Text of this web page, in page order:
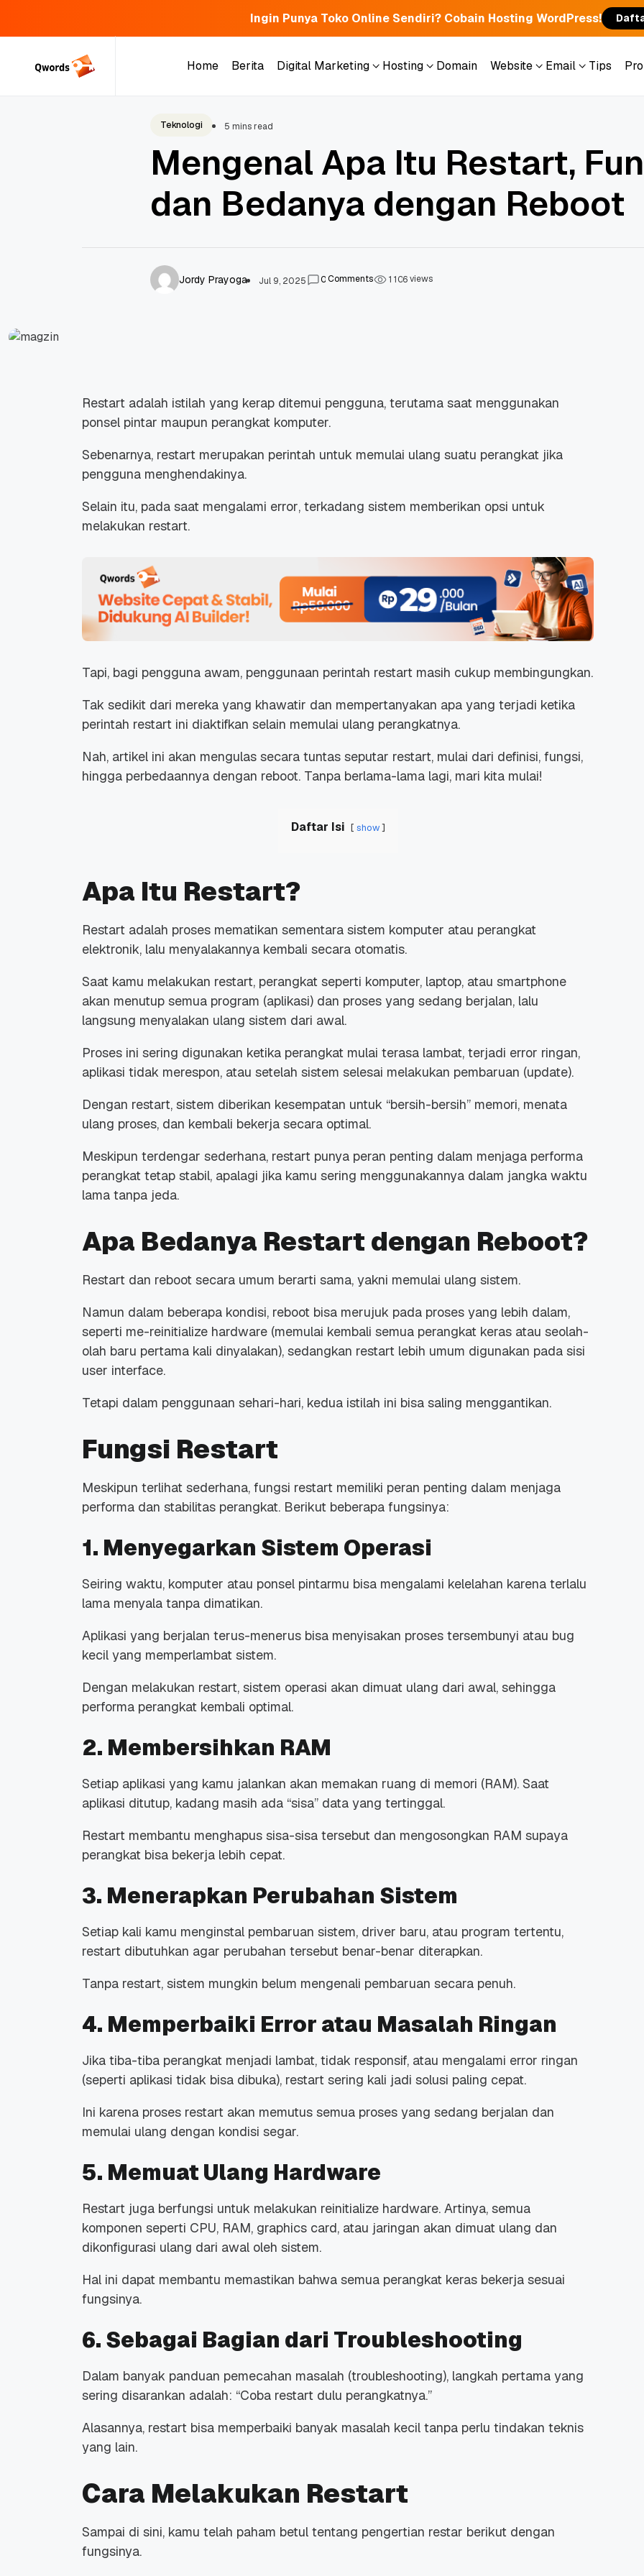
Ingin Punya Toko Online Sendiri? Cobain Hosting WordPress!
Home
Berita
Digital Marketing
Hosting
Domain
Website
Email
Tips
Promo Ramadan 2026:
Hosting Qwords
6
Panduan Lengkap Promo
Terbaru
20 Nov, 2025 6
Teknologi 5 mins read
Mengenal Apa Itu Restart,
dan Bedanya dengan Reboot
Jordy Prayoga Jul 9, 2025 0Comments 1 106views
Restart adalah istilah yang kerap ditemui pengguna, terutama saat menggunakan
ponsel pintar maupun perangkat komputer.
Sebenarnya, restart merupakan perintah untuk memulai ulang suatu perangkat jika
pengguna menghendakinya.
Selain itu, pada saat mengalami error, terkadang sistem memberikan opsi untuk
melakukan restart.
Tapi, bagi pengguna awam, penggunaan perintah restart masih cukup membingungkan.
Tak sedikit dari mereka yang khawatir dan mempertanyakan apa yang terjadi ketika
perintah restart ini diaktifkan selain memulai ulang perangkatnya.
Nah, artikel ini akan mengulas secara tuntas seputar restart, mulai dari definisi, fungsi,
hingga perbedaannya dengan reboot. Tanpa berlama-lama lagi, mari kita mulai!
Daftar Isi show
Apa Itu Restart?
Restart adalah proses mematikan sementara sistem komputer atau perangkat
elektronik, lalu menyalakannya kembali secara otomatis.
Saat kamu melakukan restart, perangkat seperti komputer, laptop, atau smartphone
akan menutup semua program (aplikasi) dan proses yang sedang berjalan, lalu
langsung menyalakan ulang sistem dari awal.
Proses ini sering digunakan ketika perangkat mulai terasa lambat, terjadi error ringan,
aplikasi tidak merespon, atau setelah sistem selesai melakukan pembaruan (update).
Dengan restart, sistem diberikan kesempatan untuk “bersih-bersih” memori, menata
ulang proses, dan kembali bekerja secara optimal.
Meskipun terdengar sederhana, restart punya peran penting dalam menjaga performa
perangkat tetap stabil, apalagi jika kamu sering menggunakannya dalam jangka waktu
lama tanpa jeda.
Apa Bedanya Restart dengan Reboot?
Restart dan reboot secara umum berarti sama, yakni memulai ulang sistem.
Namun dalam beberapa kondisi, reboot bisa merujuk pada proses yang lebih dalam,
seperti me-reinitialize hardware (memulai kembali semua perangkat keras atau seolah-
olah baru pertama kali dinyalakan), sedangkan restart lebih umum digunakan pada sisi
user interface.
Tetapi dalam penggunaan sehari-hari, kedua istilah ini bisa saling menggantikan.
Fungsi Restart
Meskipun terlihat sederhana, fungsi restart memiliki peran penting dalam menjaga
performa dan stabilitas perangkat. Berikut beberapa fungsinya:
1. Menyegarkan Sistem Operasi
Seiring waktu, komputer atau ponsel pintarmu bisa mengalami kelelahan karena terlalu
lama menyala tanpa dimatikan.
Aplikasi yang berjalan terus-menerus bisa menyisakan proses tersembunyi atau bug
kecil yang memperlambat sistem.
Dengan melakukan restart, sistem operasi akan dimuat ulang dari awal, sehingga
performa perangkat kembali optimal.
2. Membersihkan RAM
Setiap aplikasi yang kamu jalankan akan memakan ruang di memori (RAM). Saat
aplikasi ditutup, kadang masih ada “sisa” data yang tertinggal.
Restart membantu menghapus sisa-sisa tersebut dan mengosongkan RAM supaya
perangkat bisa bekerja lebih cepat.
3. Menerapkan Perubahan Sistem
Setiap kali kamu menginstal pembaruan sistem, driver baru, atau program tertentu,
restart dibutuhkan agar perubahan tersebut benar-benar diterapkan.
Tanpa restart, sistem mungkin belum mengenali pembaruan secara penuh.
4. Memperbaiki Error atau Masalah Ringan
Jika tiba-tiba perangkat menjadi lambat, tidak responsif, atau mengalami error ringan
(seperti aplikasi tidak bisa dibuka), restart sering kali jadi solusi paling cepat.
Ini karena proses restart akan memutus semua proses yang sedang berjalan dan
memulai ulang dengan kondisi segar.
5. Memuat Ulang Hardware
Restart juga berfungsi untuk melakukan reinitialize hardware. Artinya, semua
komponen seperti CPU, RAM, graphics card, atau jaringan akan dimuat ulang dan
dikonfigurasi ulang dari awal oleh sistem.
Hal ini dapat membantu memastikan bahwa semua perangkat keras bekerja sesuai
fungsinya.
6. Sebagai Bagian dari Troubleshooting
Dalam banyak panduan pemecahan masalah (troubleshooting), langkah pertama yang
sering disarankan adalah: “Coba restart dulu perangkatnya.”
Alasannya, restart bisa memperbaiki banyak masalah kecil tanpa perlu tindakan teknis
yang lain.
Cara Melakukan Restart
Sampai di sini, kamu telah paham betul tentang pengertian restar berikut dengan
fungsinya.